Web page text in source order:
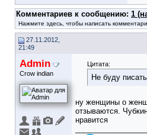
Комментариев к сообщению: 1
Нажмите здесь, чтобы написать
27.11.2012,
21:49
Admin
Crow indian
Цитата:
Не буду
ну женщины о
отзываются.
нравится